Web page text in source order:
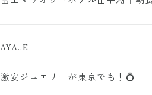
AYA..E
激安ジュエリーが東京でも！💍